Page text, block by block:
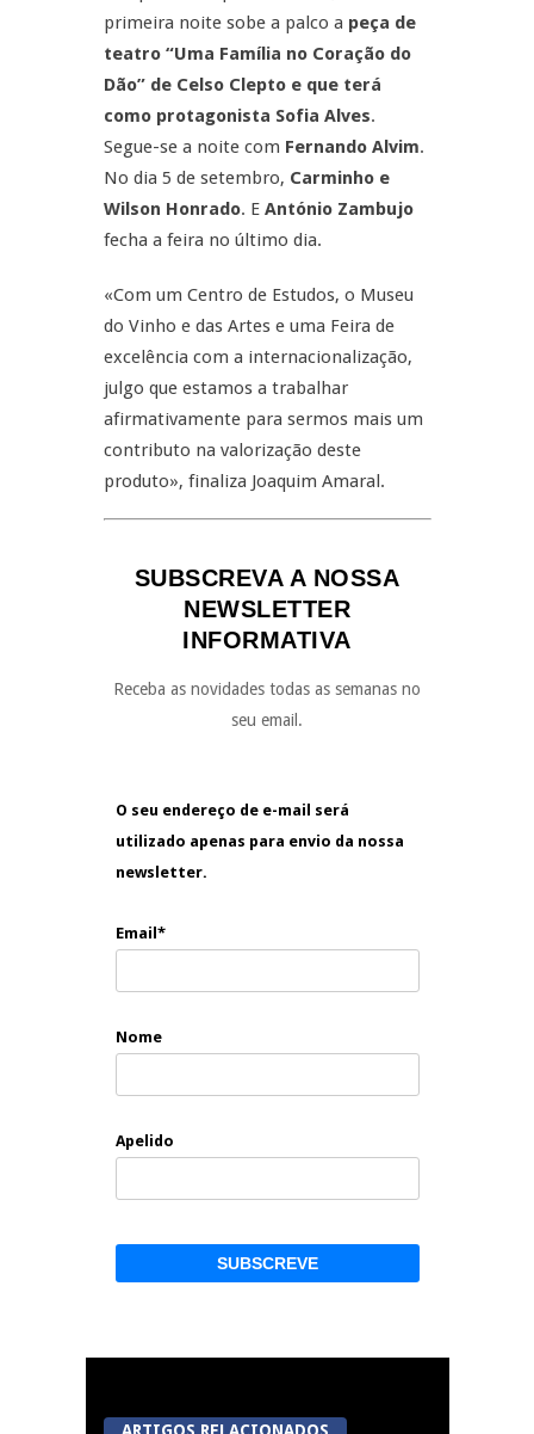
primeira noite sobe a palco a peça de
teatro “Uma Família no Coração do
Dão” de Celso Clepto e que terá
como protagonista Sofia Alves.
Segue-se a noite com Fernando Alvim.
No dia 5 de setembro, Carminho e
Wilson Honrado. E António Zambujo
fecha a feira no último dia.
«Com um Centro de Estudos, o Museu
do Vinho e das Artes e uma Feira de
excelência com a internacionalização,
julgo que estamos a trabalhar
afirmativamente para sermos mais um
contributo na valorização deste
produto», finaliza Joaquim Amaral.
SUBSCREVA A NOSSA
NEWSLETTER
INFORMATIVA
Receba as novidades todas as semanas no
seu email.
O seu endereço de e-mail será
utilizado apenas para envio da nossa
newsletter.
Email*
Nome
Apelido